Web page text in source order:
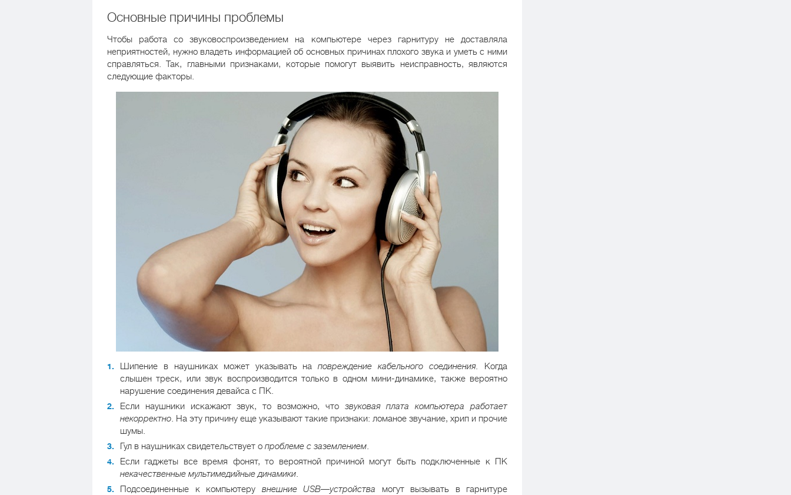
Основные причины проблемы
Чтобы работа со звуковоспроизведением на компьютере через гарнитуру не доставляла
неприятностей, нужно владеть информацией об основных причинах плохого звука и уметь с ними
справляться. Так, главными признаками, которые помогут выявить неисправность, являются
следующие факторы.
Шипение в наушниках может указывать наповреждение кабельного соединения.
Когда
слышен треск, или звук воспроизводится только в одном мини-динамике, также вероятно
нарушение соединения девайса с ПК.
Если наушники искажают звук, то возможно, что звуковая плата компьютера работает
некорректно . На эту причину еще указывают такие признаки: ломаное звучание, хрип и прочие
шумы.
Гул в наушниках свидетельствует о проблеме с заземлением
Если гаджеты все время фонят, то вероятной причиной могут быть подключенные к ПК
некачественные мультимедийные динамики
Подсоединенные к компьютеру внешние USB—устройства могут вызывать в гарнитуре